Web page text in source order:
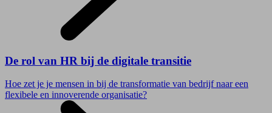
De rol van HR bij de digitale transitie
Hoe zet je je mensen in bij de transformatie van bedrijf naar een
flexibele en innoverende organisatie?